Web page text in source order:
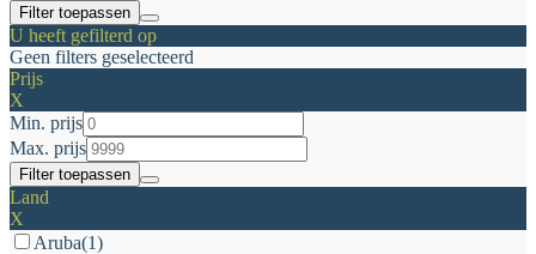
Filter toepassen
U heeft gefilterd op
Geen filters geselecteerd
Prijs
X
Min. prijs
Max. prijs
Filter toepassen
Land
X
Aruba(1)